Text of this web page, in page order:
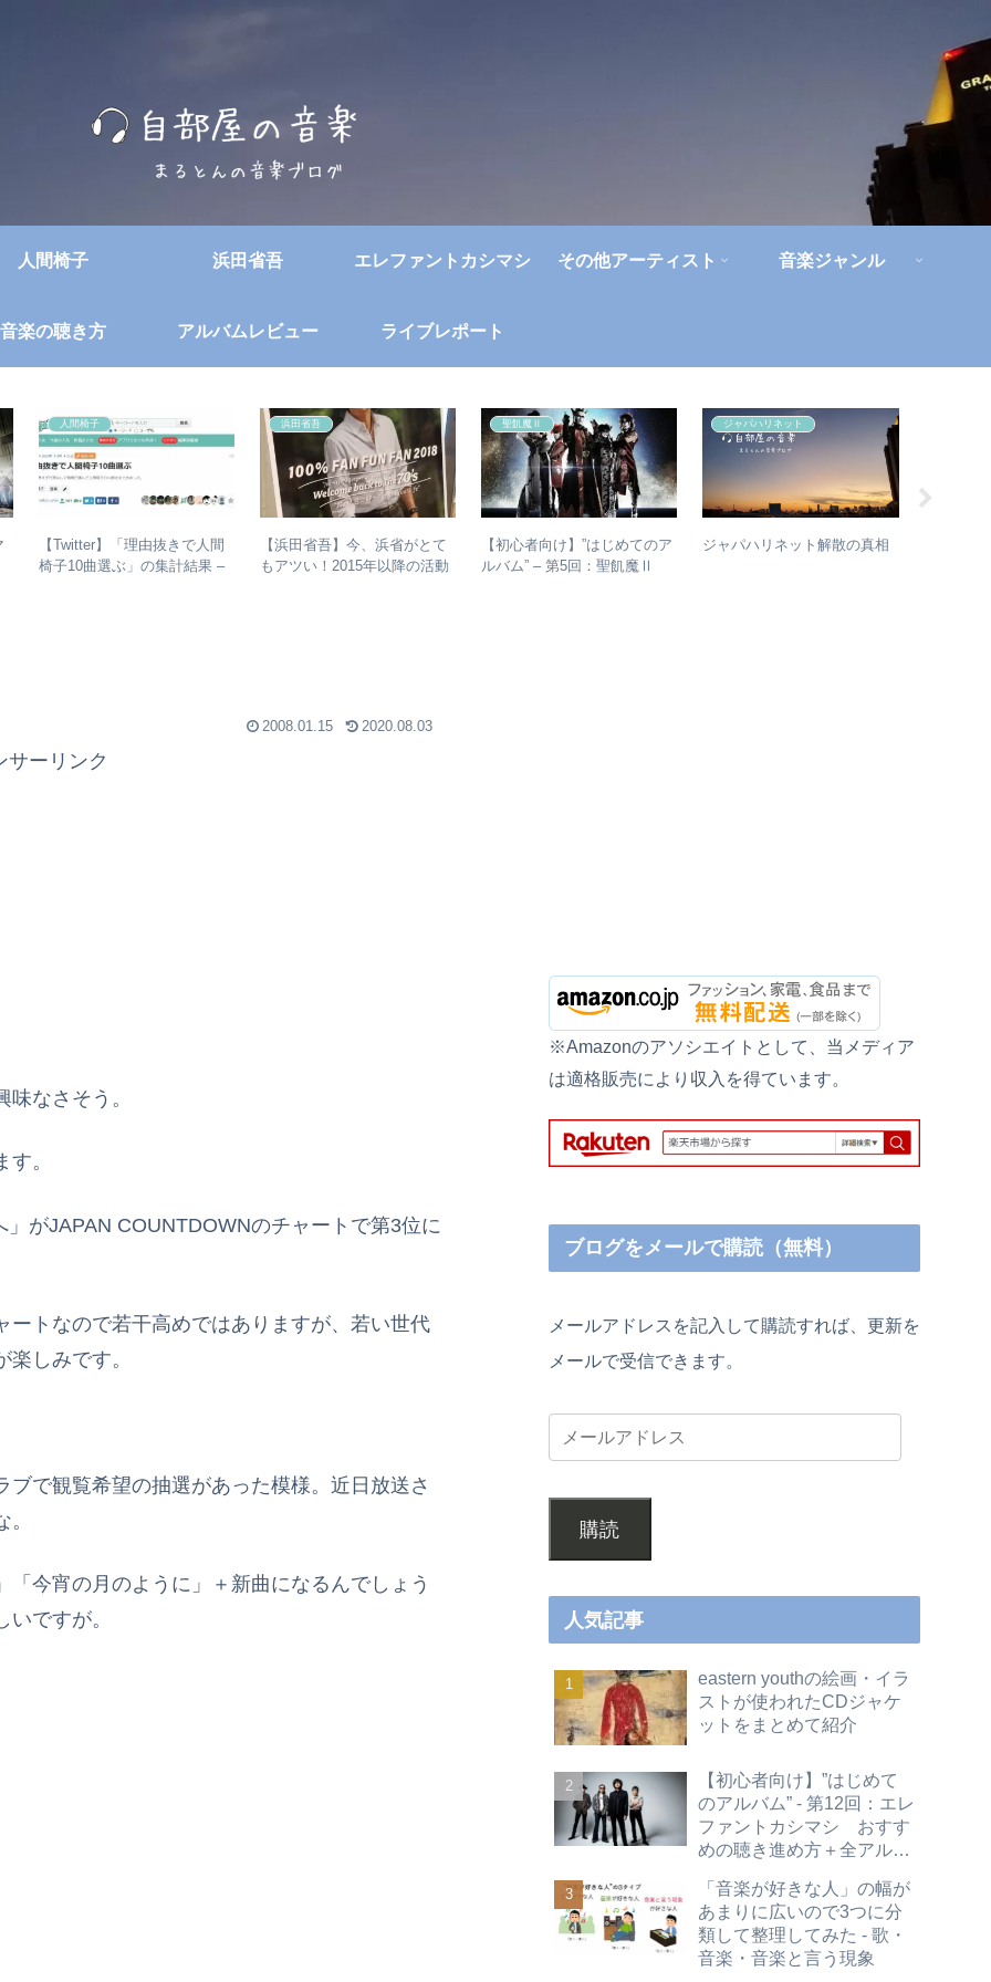
人間椅子 浜田省吾 エレファントカシマシ その他アーティスト 音楽ジャンル
音楽の聴き方 アルバムレビュー ライブレポート
人間椅子
【Twitter】「理由抜きで人間
椅子10曲選ぶ」の集計結果 –
浜田省吾
【浜田省吾】今、浜省がとて
もアツい！2015年以降の活動
聖飢魔Ⅱ
【初心者向け】”はじめてのア
ルバム” – 第5回：聖飢魔Ⅱ
ジャパハリネット
ジャパハリネット解散の真相
2008.01.15 2020.08.03
サーリンク
なさそう。
。
がJAPAN COUNTDOWNのチャートで第3位に
トなので若干高めではありますが、若い世代
しみです。
で観覧希望の抽選があった模様。近日放送さ
今宵の月のように」＋新曲になるんでしょう
ですが。
※Amazonのアソシエイトとして、当メディア
は適格販売により収入を得ています。
ブログをメールで購読（無料）
メールアドレスを記入して購読すれば、更新を
メールで受信できます。
購読
人気記事
eastern youthの絵画・イラ
ストが使われたCDジャケ
ットをまとめて紹介
【初心者向け】”はじめて
のアルバム” - 第12回：エレ
ファントカシマシ おすす
めの聴き進め方＋全アルバ
「音楽が好きな人」の幅が
あまりに広いので3つに分
類して整理してみた - 歌・
音楽・音楽と言う現象